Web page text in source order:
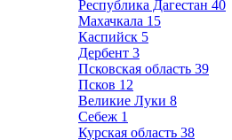
Республика Дагестан 40
Махачкала 15
Каспийск 5
Дербент 3
Псковская область 39
Псков 12
Великие Луки 8
Себеж 1
Курская область 38